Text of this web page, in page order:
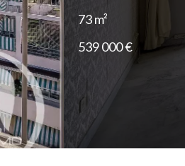
73 m²
539 000 €